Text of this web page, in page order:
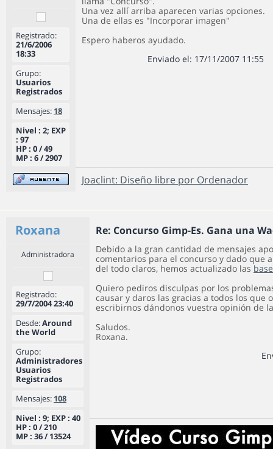
Registrado:
21/6/2006
18:33
Grupo:
Usuarios
Registrados
Mensajes: 18
Nivel : 2; EXP
: 97
HP : 0 / 49
MP : 6 / 2907
Una vez allí arriba aparecen varias opciones.
Una de ellas es "Incorporar imagen"
Espero haberos ayudado.
Enviado el: 17/11/2007 11:55
Joaclint: Diseño libre por Ordenador
Roxana Re: Concurso Gimp-Es. Gana una
Administradora
Registrado:
29/7/2004 23:40
Desde:Around
the World
Grupo:
Administradores
Usuarios
Registrados
Mensajes: 108
Nivel : 9; EXP : 40
HP : 0 / 210
MP : 36 / 13524
Debido a la gran cantidad de mensajes
comentarios para el concurso y dado que
del todo claros, hemos actualizado las
Quiero pediros disculpas por los
causar y daros las gracias a todos los que
escribirnos dándonos vuestra opinión de
Saludos.
Roxana.